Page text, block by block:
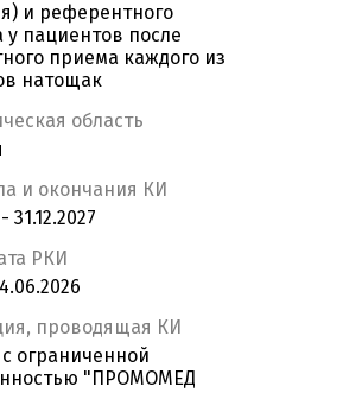
и референтного
у пациентов после
приема каждого из
натощак
область
и окончания КИ
31.12.2027
РКИ
проводящая КИ
ограниченной
"ПРОМОМЕД